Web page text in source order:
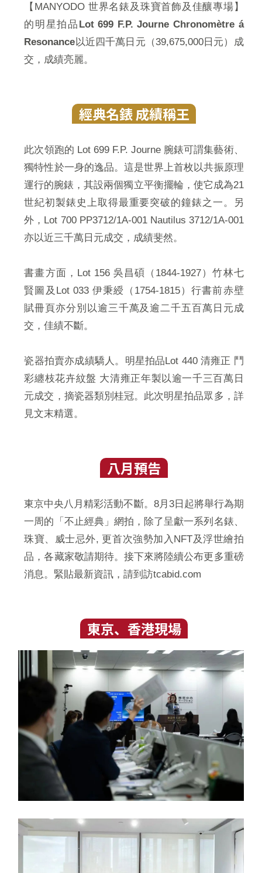
【MANYODO 世界名錶及珠寶首飾及佳釀專場】
的明星拍品 Lot 699 F.P. Journe Chronomètre á
Resonance以近四千萬日元（39,675,000日元）成
交，成績亮麗。
經典名錶 成績稱王
此次領跑的 Lot 699 F.P. Journe 腕錶可謂集藝術、
獨特性於一身的逸品。這是世界上首枚以共振原理
運行的腕錶，其設兩個獨立平衡擺輪，使它成為21
世紀初製錶史上取得最重要突破的鐘錶之一。另
外，Lot 700 PP3712/1A-001 Nautilus 3712/1A-001
亦以近三千萬日元成交，成績斐然。
書畫方面，Lot 156 吳昌碩（1844-1927）竹林七
賢圖及Lot 033 伊秉綬（1754-1815）行書前赤壁
賦冊頁亦分別以逾三千萬及逾二千五百萬日元成
交，佳績不斷。
瓷器拍賣亦成績驕人。明星拍品Lot 440 清雍正 鬥
彩纏枝花卉紋盤 大清雍正年製以逾一千三百萬日
元成交，摘瓷器類別桂冠。此次明星拍品眾多，詳
見文末精選。
八月預告
東京中央八月精彩活動不斷。8月3日起將舉行為期
一周的「不止經典」網拍，除了呈獻一系列名錶、
珠寶、威士忌外, 更首次強勢加入NFT及浮世繪拍
品，各藏家敬請期待。接下來將陸續公布更多重磅
消息。緊貼最新資訊，請到訪tcabid.com
東京、香港現場